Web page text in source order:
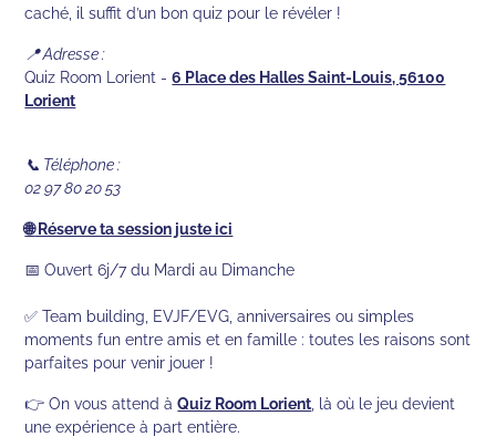
caché, il suffit d’un bon quiz pour le révéler !
📍 Adresse :
Quiz Room Lorient -6 Place des Halles Saint-Louis, 56100
Lorient
📞 Téléphone :
02 97 80 20 53
🌐Réserve ta session juste ici
📅 Ouvert 6j/7 du Mardi au Dimanche
✅ Team building, EVJF/EVG, anniversaires ou simples
moments fun entre amis et en famille : toutes les raisons sont
parfaites pour venir jouer !
👉 On vous attend àQuiz Room Lorient , là où le jeu devient
une expérience à part entière.